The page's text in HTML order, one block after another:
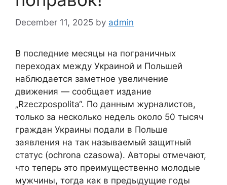
December 11, 2025 by admin
В последние месяцы на пограничных
переходах между Украиной и Польшей
наблюдается заметное увеличение
движения — сообщает издание
„Rzeczpospolita“. По данным журналистов,
только за несколько недель около 50 тысяч
граждан Украины подали в Польше
заявления на так называемый защитный
статус (ochrona czasowa). Авторы отмечают,
что теперь это преимущественно молодые
мужчины, тогда как в предыдущие годы